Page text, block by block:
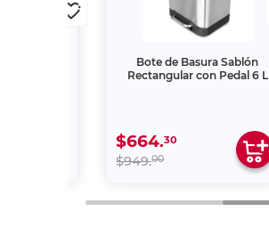
Bote de Basura Sablón
Rectangular con Pedal 6 L
$664.30
$949.00